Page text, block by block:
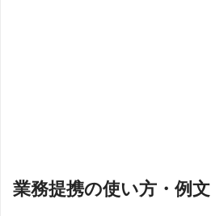
業務提携の使い方・例文